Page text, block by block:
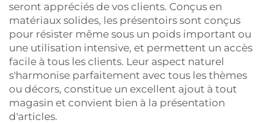
seront appréciés de vos clients. Conçus en
matériaux solides, les présentoirs sont conçus
pour résister même sous un poids important ou
une utilisation intensive, et permettent un accès
facile à tous les clients. Leur aspect naturel
s'harmonise parfaitement avec tous les thèmes
ou décors, constitue un excellent ajout à tout
magasin et convient bien à la présentation
d'articles.